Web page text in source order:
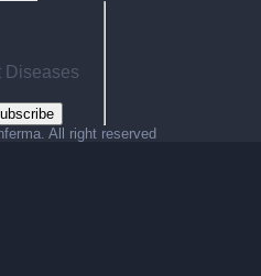
Diseases
All right reserved